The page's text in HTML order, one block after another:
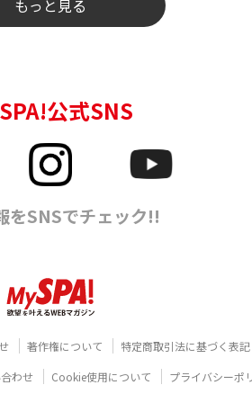
もっと見る
著作権について
特定商取引法に基づく表記
わせ Cookie使用について プライバシーポ